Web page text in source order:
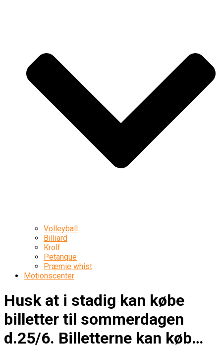
Volleyball
Billiard
Krolf
Petanque
Præmie whist
Motionscenter
Husk at i stadig kan købe
billetter til sommerdagen
d.25/6. Billetterne kan køb…